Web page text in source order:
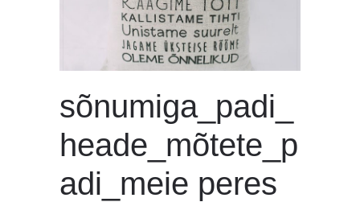
sõnumiga_padi_
heade_mõtete_p
adi_meie peres